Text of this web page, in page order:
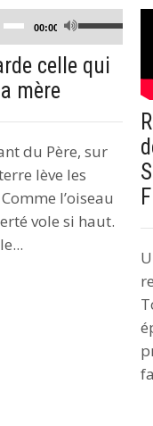
00:00
les
flèches
ou
diminuer
le
volume.
celle qui
mère
du Père, sur
lève les
l’oiseau
vole si haut.